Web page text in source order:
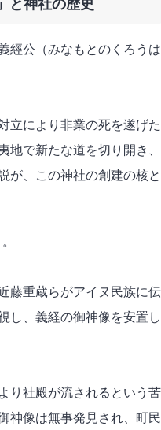
と神社の歴史
經公（みなもとのくろうは
立により非業の死を遂げた
地で新たな道を切り開き、
が、この神社の創建の核と
藤重蔵らがアイヌ民族に伝
し、義経の御神像を安置し
り社殿が流されるという苦
神像は無事発見され、町民